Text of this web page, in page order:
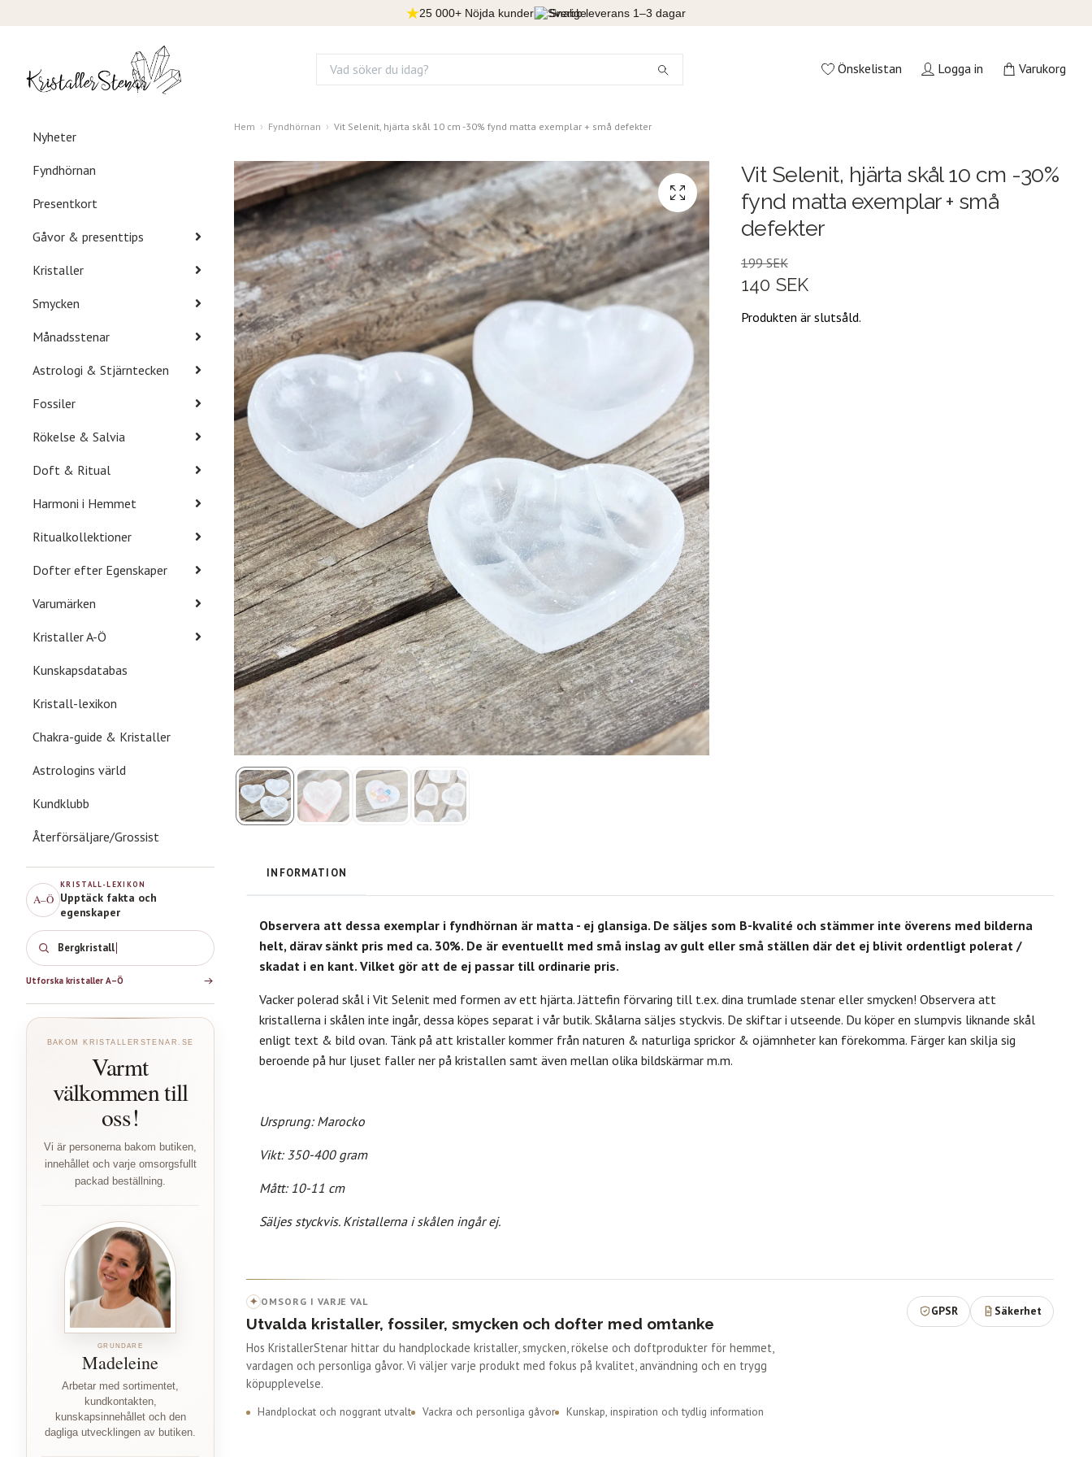
25 000+ Nöjda kunder Snabb leverans 1–3 dagar
Önskelistan Logga in Varukorg
Nyheter
Fyndhörnan
Presentkort
Gåvor & presenttips
Kristaller
Smycken
Månadsstenar
Astrologi & Stjärntecken
Fossiler
Rökelse & Salvia
Doft & Ritual
Harmoni i Hemmet
Ritualkollektioner
Dofter efter Egenskaper
Varumärken
Kristaller A-Ö
Kunskapsdatabas
Kristall-lexikon
Chakra-guide & Kristaller
Astrologins värld
Kundklubb
Återförsäljare/Grossist
A–Ö
KRISTALL-LEXIKON
Upptäck fakta och
egenskaper
Bergkristall
Utforska kristaller A–Ö
BAKOM KRISTALLERSTENAR.SE
Varmt
välkommen till
oss!
Vi är personerna bakom butiken,
innehållet och varje omsorgsfullt
packad beställning.
GRUNDARE
Madeleine
Arbetar med sortimentet,
kundkontakten,
kunskapsinnehållet och den
dagliga utvecklingen av butiken.
Hem Fyndhörnan Vit Selenit, hjärta skål 10 cm -30% fynd matta exemplar + små defekter
Vit Selenit, hjärta skål 10 cm -30%
fynd matta exemplar + små
defekter
199 SEK
140 SEK
Produkten är slutsåld.
INFORMATION
Observera att dessa exemplar i fyndhörnan är matta - ej glansiga. De säljes som B-kvalité och stämmer inte överens med bilderna
helt, därav sänkt pris med ca. 30%. De är eventuellt med små inslag av gult eller små ställen där det ej blivit ordentligt polerat /
skadat i en kant. Vilket gör att de ej passar till ordinarie pris.
Vacker polerad skål i Vit Selenit med formen av ett hjärta. Jättefin förvaring till t.ex. dina trumlade stenar eller smycken! Observera att
kristallerna i skålen inte ingår, dessa köpes separat i vår butik. Skålarna säljes styckvis. De skiftar i utseende. Du köper en slumpvis liknande skål
enligt text & bild ovan. Tänk på att kristaller kommer från naturen & naturliga sprickor & ojämnheter kan förekomma. Färger kan skilja sig
beroende på hur ljuset faller ner på kristallen samt även mellan olika bildskärmar m.m.
Ursprung: Marocko
Vikt: 350-400 gram
Mått: 10-11 cm
Säljes styckvis. Kristallerna i skålen ingår ej.
✦ OMSORG I VARJE VAL
Utvalda kristaller, fossiler, smycken och dofter med omtanke
Hos KristallerStenar hittar du handplockade kristaller, smycken, rökelse och doftprodukter för hemmet,
vardagen och personliga gåvor. Vi väljer varje produkt med fokus på kvalitet, användning och en trygg
köpupplevelse.
Handplockat och noggrant utvalt Vackra och personliga gåvor Kunskap, inspiration och tydlig information
GPSR Säkerhet